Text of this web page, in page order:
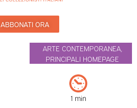
ABBONATI ORA
ARTE CONTEMPORANEA,
PRINCIPALI HOMEPAGE
1 min